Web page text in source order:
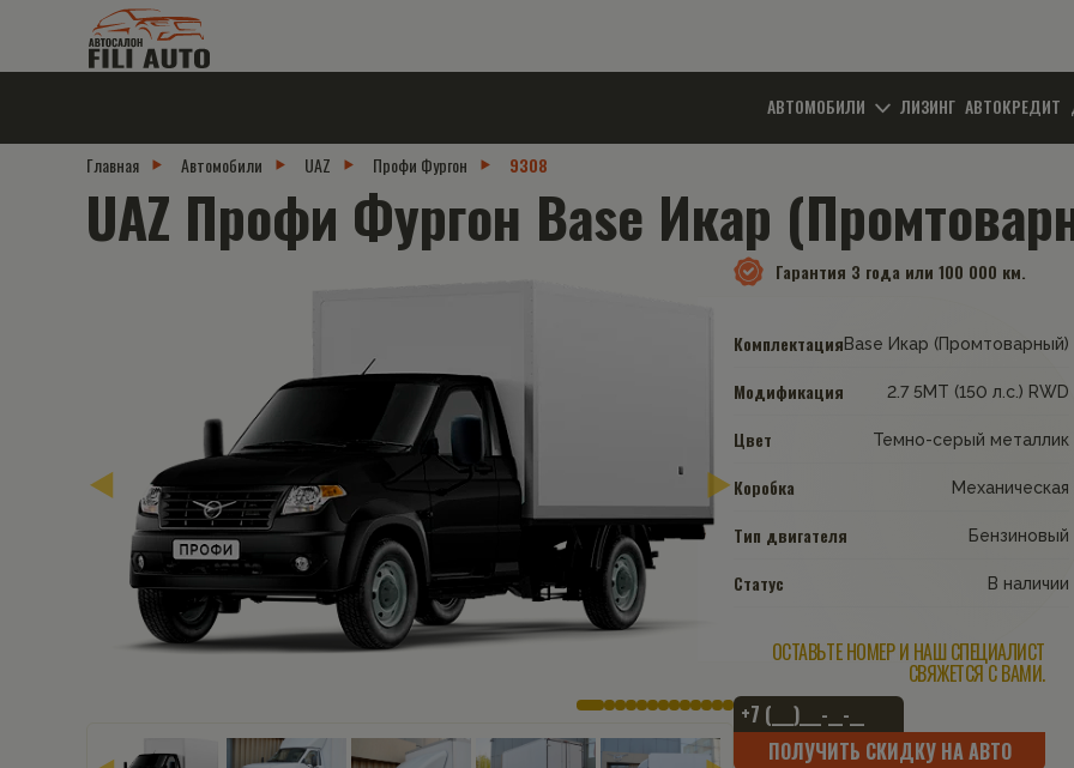
АВТОМОБИЛИ ЛИЗИНГ АВТОКРЕДИТ
Главная Автомобили UAZ Профи Фургон 9308
UAZ Профи Фургон Base Икар
Гарантия 3 года или 100 000 км.
КомплектацияBase Икар (Промтоварный)
Модификация 2.7 5MT (150 л.с.) RWD
Цвет Темно-серый металлик
Коробка Механическая
Тип двигателя Бензиновый
Статус В наличии
ОСТАВЬТЕ НОМЕР И НАШ СПЕЦИАЛИСТ
СВЯЖЕТСЯ С ВАМИ.
ПОЛУЧИТЬ СКИДКУ НА АВТО